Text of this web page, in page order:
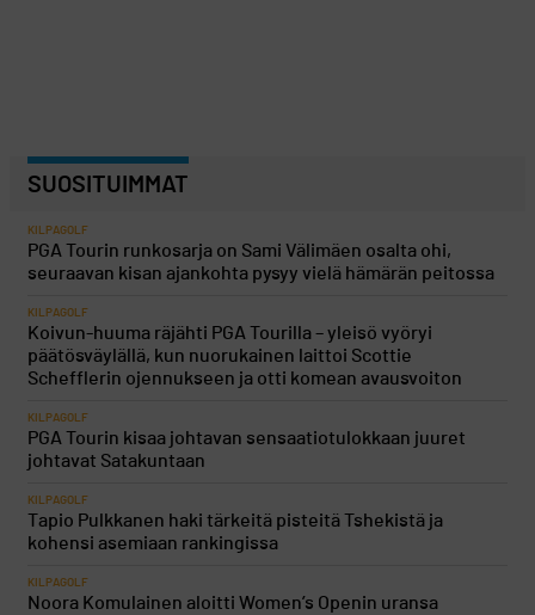
SUOSITUIMMAT
KILPAGOLF
PGA Tourin runkosarja on Sami Välimäen osalta ohi,
seuraavan kisan ajankohta pysyy vielä hämärän peitossa
KILPAGOLF
Koivun-huuma räjähti PGA Tourilla – yleisö vyöryi
päätösväylällä, kun nuorukainen laittoi Scottie
Schefflerin ojennukseen ja otti komean avausvoiton
KILPAGOLF
PGA Tourin kisaa johtavan sensaatiotulokkaan juuret
johtavat Satakuntaan
KILPAGOLF
Tapio Pulkkanen haki tärkeitä pisteitä Tshekistä ja
kohensi asemiaan rankingissa
KILPAGOLF
Noora Komulainen aloitti Women’s Openin uransa